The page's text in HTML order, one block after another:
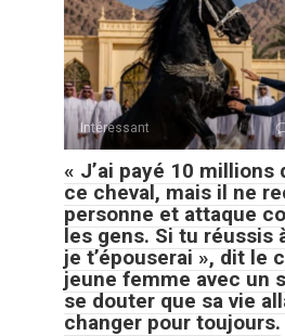
Intéressant
« J’ai payé 10 millions
ce cheval, mais il ne
personne et attaque
les gens. Si tu réussis
je t’épouserai », dit le
jeune femme avec un
se douter que sa vie
changer pour toujours.